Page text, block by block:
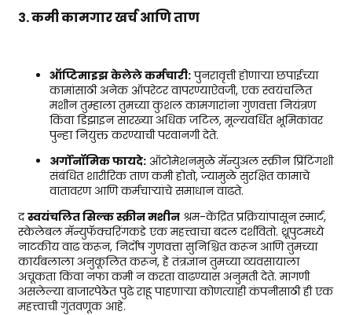
३. कमी कामगार खर्च आणि ताण
ऑप्टिमाइझ केलेले कर्मचारी:पुनरावृत्ती होणाऱ्या छपाईच्या
कामांसाठी अनेक ऑपरेटर वापरण्याऐवजी, एक स्वयंचलित
मशीन तुम्हाला तुमच्या कुशल कामगारांना गुणवत्ता नियंत्रण
किंवा डिझाइन सारख्या अधिक जटिल, मूल्यवर्धित भूमिकांवर
पुन्हा नियुक्त करण्याची परवानगी देते.
अर्गोनॉमिक फायदे:ऑटोमेशनमुळे मॅन्युअल स्क्रीन प्रिंटिंगशी
संबंधित शारीरिक ताण कमी होतो, ज्यामुळे सुरक्षित कामाचे
वातावरण आणि कर्मचाऱ्यांचे समाधान वाढते.
दस्वयंचलित सिल्क स्क्रीन मशीनश्रम-केंद्रित प्रक्रियांपासून स्मार्ट,
स्केलेबल मॅन्युफॅक्चरिंगकडे एक महत्त्वाचा बदल दर्शवितो. थ्रूपुटमध्ये
नाटकीय वाढ करून, निर्दोष गुणवत्ता सुनिश्चित करून आणि तुमच्या
कार्यबलाला अनुकूलित करून, हे तंत्रज्ञान तुमच्या व्यवसायाला
अचूकता किंवा नफा कमी न करता वाढण्यास अनुमती देते. मागणी
असलेल्या बाजारपेठेत पुढे राहू पाहणाऱ्या कोणत्याही कंपनीसाठी ही एक
महत्त्वाची गुंतवणूक आहे.